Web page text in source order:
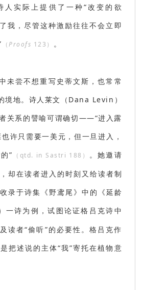
人实际上提供了一种“改变的欲
我，尽管这种激励往往不会立即
（Proofs 123） 。
未尝不想重写史蒂文斯，也常常
境地。诗人莱文
（Dana Levin）
关系的譬喻可谓确切——“进入露
许只需要一美元，但一旦进入，
” （qtd. in Sastri 188）
。她邀请
却在读者进入的时刻又给读者制
录于诗集《野鸢尾》中的《延龄
一诗为例，试图论证格吕克诗中
读者“偷听”的必要性。格吕克作
把述说的主体“我”寄托在植物意